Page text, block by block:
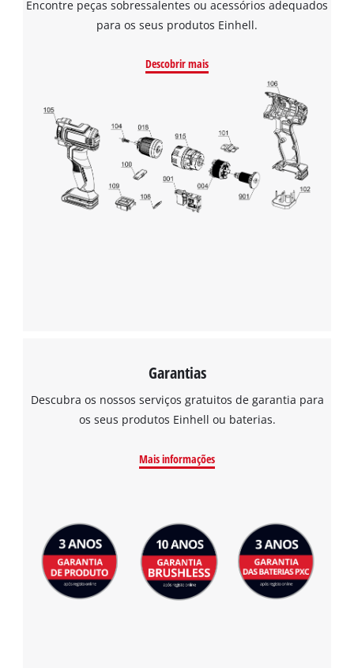
Precisamos do seu consentimento para
carregar o serviço Google Maps!
This content is not permitted to load due
to trackers that are not disclosed to the
Encontre peças sobressalentes ou acessórios adequados
para os seus produtos Einhell.
Descobrir mais
Garantias
Descubra os nossos serviços gratuitos de garantia para
os seus produtos Einhell ou baterias.
Mais informações